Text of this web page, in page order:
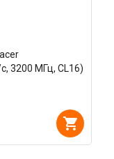
3200 МГц, CL16)